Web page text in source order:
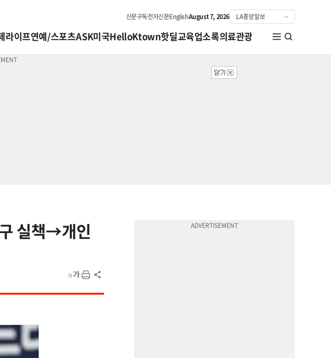
신문구독전자신문EnglishAugust 7, 2026
라이프연예/스포츠ASK미국HelloKtown핫딜교육업소록의료관광
실책→개인